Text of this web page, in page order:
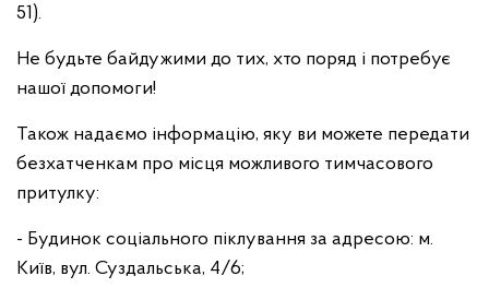
51).
Не будьте байдужими до тих, хто поряд і потребує
нашої допомоги!
Також надаємо інформацію, яку ви можете передати
безхатченкам про місця можливого тимчасового
притулку:
- Будинок соціального піклування за адресою: м.
Київ, вул. Суздальська, 4/6;